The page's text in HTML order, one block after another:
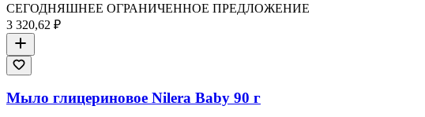
СЕГОДНЯШНЕЕ ОГРАНИЧЕННОЕ ПРЕДЛОЖЕНИЕ
3 320,62 ₽
Мыло глицериновое Nilera Baby 90 г